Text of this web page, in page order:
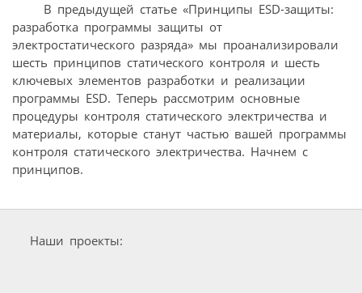
В предыдущей статье «Принципы ESD-защиты:
разработка программы защиты от
электростатического разряда» мы проанализировали
шесть принципов статического контроля и шесть
ключевых элементов разработки и реализации
программы ESD. Теперь рассмотрим основные
процедуры контроля статического электричества и
материалы, которые станут частью вашей программы
контроля статического электричества. Начнем с
принципов.
Наши проекты: